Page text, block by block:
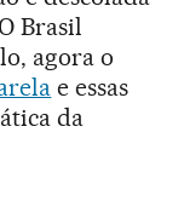
Brasil
agora o
e essas
da